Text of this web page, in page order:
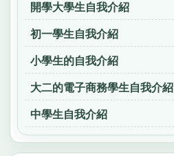
開學大學生自我介紹
初一學生自我介紹
小學生的自我介紹
大二的電子商務學生自我介紹
中學生自我介紹